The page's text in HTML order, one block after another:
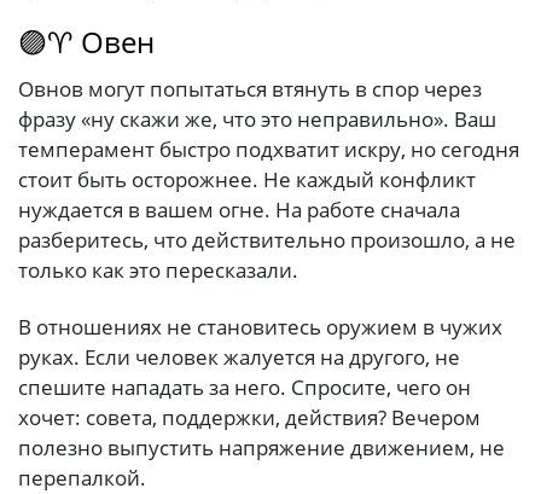
🟣♈ Овен
Овнов могут попытаться втянуть в спор через
фразу «ну скажи же, что это неправильно». Ваш
темперамент быстро подхватит искру, но сегодня
стоит быть осторожнее. Не каждый конфликт
нуждается в вашем огне. На работе сначала
разберитесь, что действительно произошло, а не
только как это пересказали.
В отношениях не становитесь оружием в чужих
руках. Если человек жалуется на другого, не
спешите нападать за него. Спросите, чего он
хочет: совета, поддержки, действия? Вечером
полезно выпустить напряжение движением, не
перепалкой.